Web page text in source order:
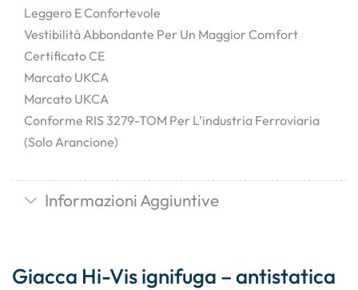
Leggero E Confortevole
Vestibilità Abbondante Per Un Maggior Comfort
Certificato CE
Marcato UKCA
Marcato UKCA
Conforme RIS 3279-TOM Per L’industria Ferroviaria
(solo Arancione)
Informazioni Aggiuntive
Giacca Hi-Vis ignifuga – antistatica